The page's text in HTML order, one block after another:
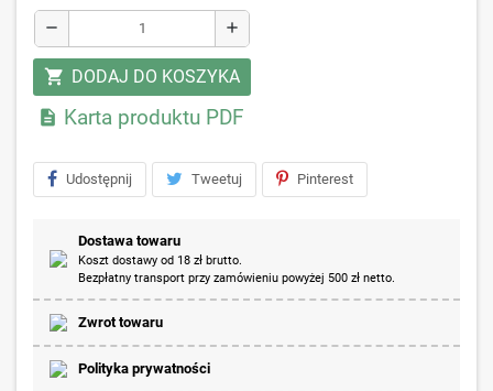
remove add
shopping_cart DODAJ DO KOSZYKA
 Karta produktu PDF
Udostępnij Tweetuj Pinterest
Dostawa towaru
Koszt dostawy od 18 zł brutto.
Bezpłatny transport przy zamówieniu powyżej 500 zł netto.
Zwrot towaru
Polityka prywatności